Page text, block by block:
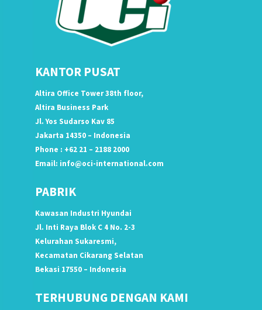
KANTOR PUSAT
Altira Office Tower 38th floor,
Altira Business Park
Jl. Yos Sudarso Kav 85
Jakarta 14350 – Indonesia
Phone : +62 21 – 2188 2000
Email: info@oci-international.com
PABRIK
Kawasan Industri Hyundai
Jl. Inti Raya Blok C 4 No. 2-3
Kelurahan Sukaresmi,
Kecamatan Cikarang Selatan
Bekasi 17550 – Indonesia
TERHUBUNG DENGAN KAMI